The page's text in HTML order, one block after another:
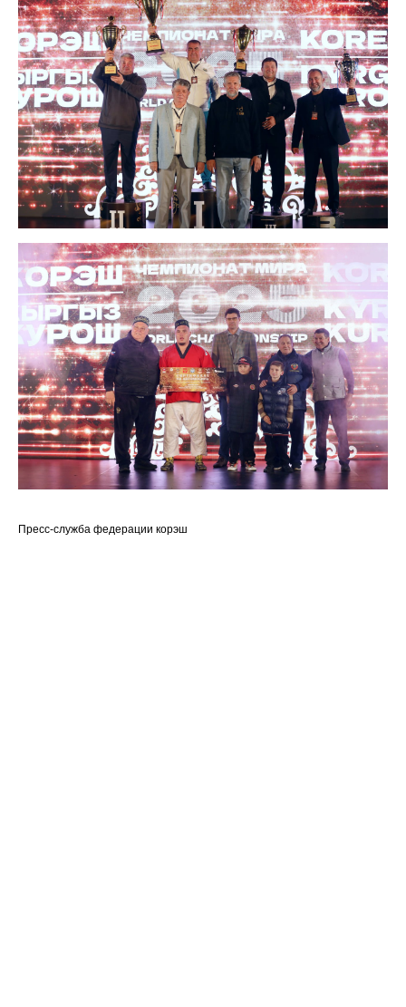
Пресс-служба федерации корэш